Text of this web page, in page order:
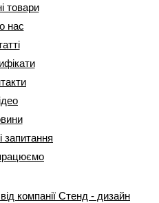
товари
нас
запитання
компанії Стенд - дизайн